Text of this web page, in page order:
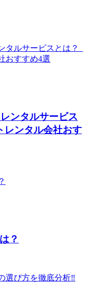
ンタルサービス
レンタル会社おす
？